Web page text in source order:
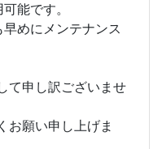
能です。
めにメンテナンス
て申し訳ございませ
お願い申し上げま